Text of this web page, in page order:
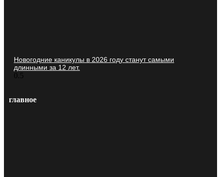
Новогодние каникулы в 2026 году станут самыми
длинными за 12 лет.
главное